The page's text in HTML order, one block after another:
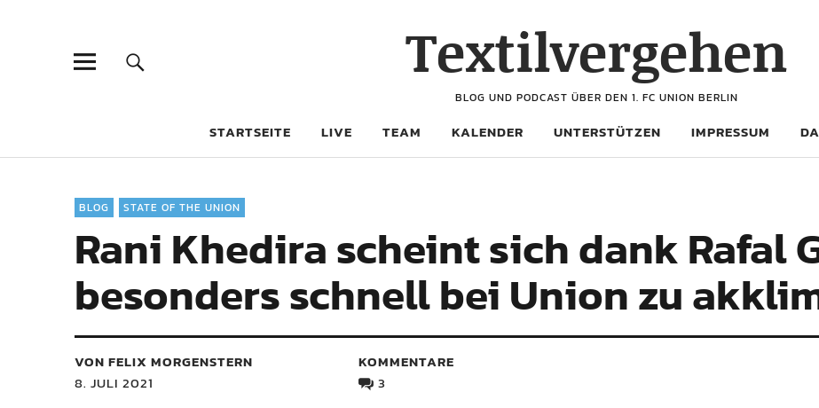
Textilvergehen
BLOG UND PODCAST ÜBER DEN 1. FC UNION BERLIN
STARTSEITE LIVE TEAM KALENDER UNTERSTÜTZEN IMPRESSUM
BLOG STATE OF THE UNION
Rani Khedira scheint sich dank Rafal
besonders schnell bei Union zu
VON FELIX MORGENSTERN
8. JULI 2021
KOMMENTARE
3